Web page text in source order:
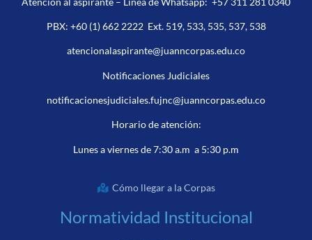
PBX: +60 (1) 662 2222Ext. 519, 533, 535, 537, 538
atencionalaspirante@juanncorpas.edu.co
Notificaciones Judiciales
notificacionesjudiciales.fujnc@juanncorpas.edu.co
Horario de atención:
Lunes a viernes de 7:30 a.m a 5:30 p.m
Cómo llegar a la Corpas
Normatividad Institucional